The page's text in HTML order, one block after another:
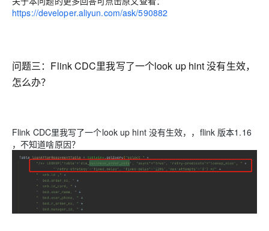
https://developer.aliyun.com/ask/590882
问题三： Flink CDC里我写了一个look up hint 没有生效，
怎么办？
Flink CDC里我写了一个look up hint 没有生效，，flink 版本1.16
，不知道啥原因？